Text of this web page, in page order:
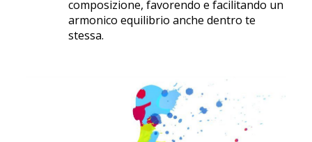
composizione, favorendo e facilitando un
armonico equilibrio anche dentro te
stessa.